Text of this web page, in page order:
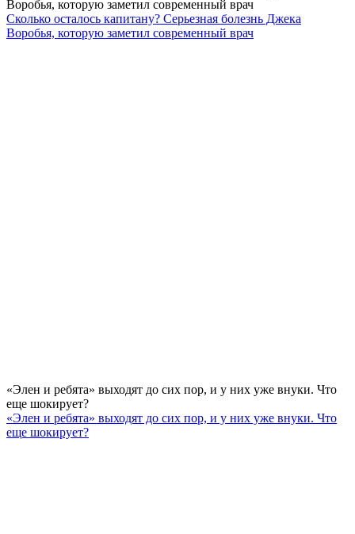
Воробья, которую заметил современный врач
Сколько осталось капитану? Серьезная болезнь Джека
Воробья, которую заметил современный врач
«Элен и ребята» выходят до сих пор, и у них уже внуки. Что
еще шокирует?
«Элен и ребята» выходят до сих пор, и у них уже внуки. Что
еще шокирует?